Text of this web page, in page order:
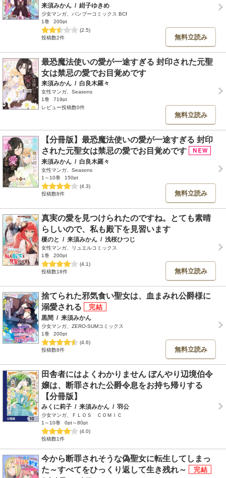
来須みかん / 紺子ゆきめ
少女マンガ、バンブーコミックス BCf
1巻
200pt
(2.5)
投稿数2件
無料立読み
最恐魔法使いの愛が一途すぎる 封印された元聖
女は禁忌の愛でお目覚めです
来須みかん / 白良木羅々
女性マンガ、Seasons
1巻
719pt
レビュー投稿数0件
無料立読み
【分冊版】最恐魔法使いの愛が一途すぎる 封印
された元聖女は禁忌の愛でお目覚めです
来須みかん / 白良木羅々
女性マンガ、Seasons
1～10巻
150pt
(4.3)
投稿数8件
無料立読み
真実の愛を見つけられたのですね。とても素晴
らしいので、私も殿下を見習います
榎のと / 来須みかん / 浅桜ひつじ
女性マンガ、リュエルコミックス
1巻
200pt
(4.1)
投稿数18件
無料立読み
捨てられた邪気食い聖女は、血まみれ公爵様に
溺愛される
黒間 / 来須みかん
少女マンガ、ZERO-SUMコミックス
1巻
200pt
(4.6)
投稿数8件
無料立読み
田舎者にはよくわかりません ぼんやり辺境伯令
嬢は、断罪された公爵令息をお持ち帰りする
【分冊版】
みくに莉子 / 来須みかん / 羽公
少女マンガ、ＦＬＯＳ ＣＯＭＩＣ
1～10巻
0pt～80pt
(4.0)
投稿数1件
今から断罪されそうな偽聖女に転生してしまっ
た～すべてをひっくり返して生き残れ～